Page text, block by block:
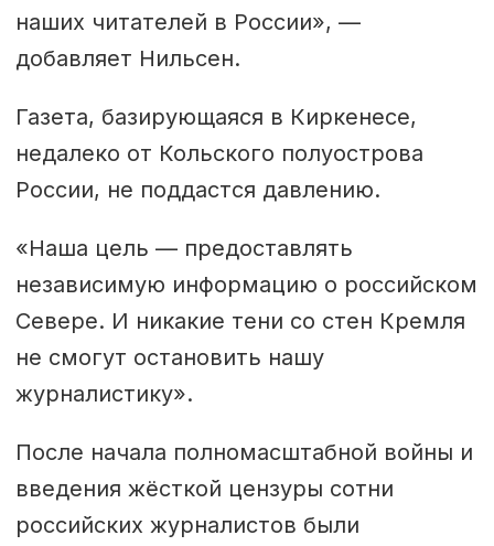
наших читателей в России», —
добавляет Нильсен.
Газета, базирующаяся в Киркенесе,
недалеко от Кольского полуострова
России, не поддастся давлению.
«Наша цель — предоставлять
независимую информацию о российском
Севере. И никакие тени со стен Кремля
не смогут остановить нашу
журналистику».
После начала полномасштабной войны и
введения жёсткой цензуры сотни
российских журналистов были